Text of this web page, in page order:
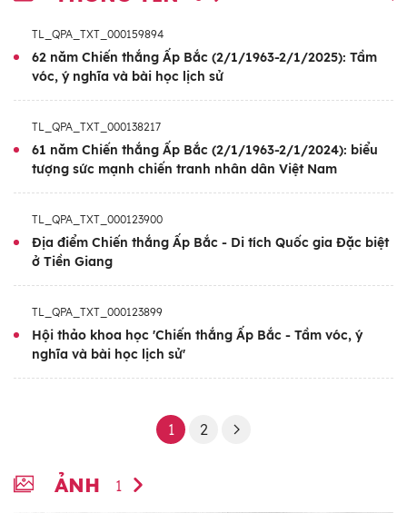
TL_QPA_TXT_000159894
62 năm Chiến thắng Ấp Bắc (2/1/1963-2/1/2025): Tầm
vóc, ý nghĩa và bài học lịch sử
TL_QPA_TXT_000138217
61 năm Chiến thắng Ấp Bắc (2/1/1963-2/1/2024): biểu
tượng sức mạnh chiến tranh nhân dân Việt Nam
TL_QPA_TXT_000123900
Địa điểm Chiến thắng Ấp Bắc - Di tích Quốc gia Đặc biệt
ở Tiền Giang
TL_QPA_TXT_000123899
Hội thảo khoa học 'Chiến thắng Ấp Bắc - Tầm vóc, ý
nghĩa và bài học lịch sử'
1 2
ẢNH 1